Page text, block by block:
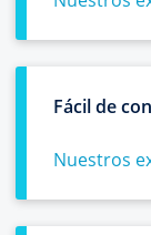
Fácil de
Nuestros